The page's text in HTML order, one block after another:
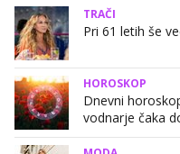
TRAČI
Pri 61 letih še
HOROSKOP
Dnevni
vodnarje čaka